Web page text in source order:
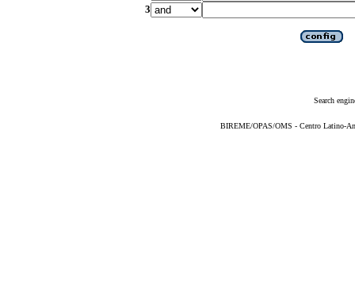
3
Search
BIREME/OPAS/OMS - Centro Latino-